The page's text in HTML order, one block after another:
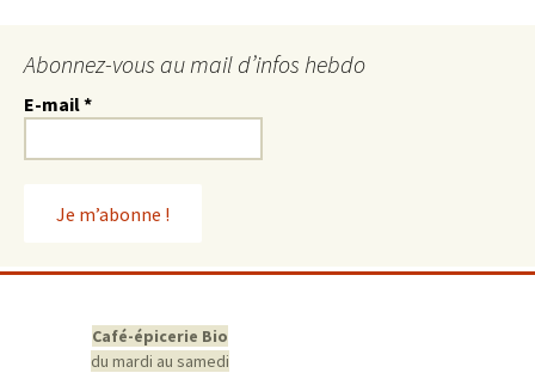
Abonnez-vous au mail d’infos hebdo
E-mail*
Café-épicerie Bio
du mardi au samedi